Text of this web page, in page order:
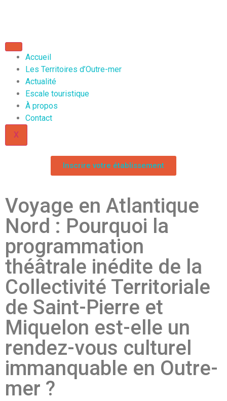
Accueil
Les Territoires d’Outre-mer
Actualité
Escale touristique
À propos
Contact
X
Inscrire votre établissement
Voyage en Atlantique
Nord : Pourquoi la
programmation
théâtrale inédite de la
Collectivité Territoriale
de Saint-Pierre et
Miquelon est-elle un
rendez-vous culturel
immanquable en Outre-
mer ?